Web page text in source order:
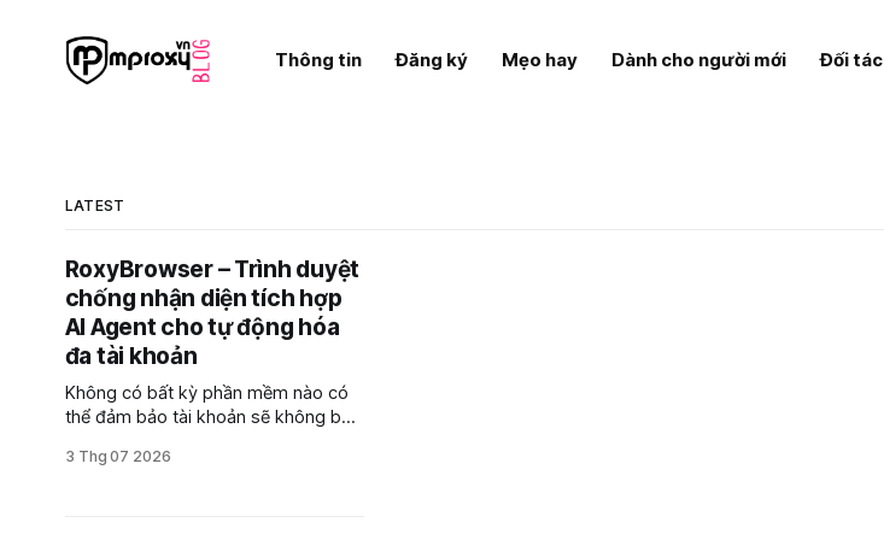
Thông tin Đăng ký Mẹo hay Dành cho người mới Đối tác
LATEST
RoxyBrowser – Trình duyệt
chống nhận diện tích hợp
AI Agent cho tự động hóa
đa tài khoản
Không có bất kỳ phần mềm nào có
thể đảm bảo tài khoản sẽ không bao
duyệt Anti Detect giúp tạo ra môi
3 Thg 07 2026